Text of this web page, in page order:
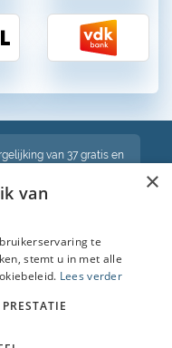
van 37 gratis en
van gratis en betalende
×
van
te
stemt u in met alle
Lees verder
PRESTATIE